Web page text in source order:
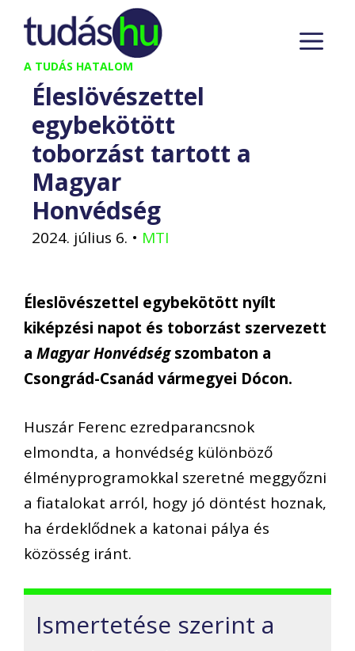
Kilépés
tartalomba
A TUDÁS HATALOM
Éleslövészettel
egybekötött
toborzást tartott a
Magyar
Honvédség
2024. július 6. • MTI
Éleslövészettel egybekötött nyílt
kiképzési napot és toborzást szervezett
a Magyar Honvédségszombaton a
Csongrád-Csanád vármegyei Dócon.
Huszár Ferenc ezredparancsnok
elmondta, a honvédség különböző
élményprogramokkal szeretné meggyőzni
a fiatalokat arról, hogy jó döntést hoznak,
ha érdeklődnek a katonai pálya és
közösség iránt.
Ismertetése szerint a